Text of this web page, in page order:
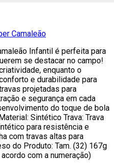
Camaleão
Infantil é perfeita para
se destacar no campo!
enquanto o
e durabilidade para
projetadas para
e segurança em cada
do toque de bola
Sintético Trava: Trava
para resistência e
com travas altas para
do Produto: Tam. (32) 167g
com a numeração)